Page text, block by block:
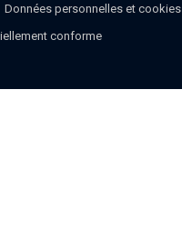
Données personnelles et cookies
conforme